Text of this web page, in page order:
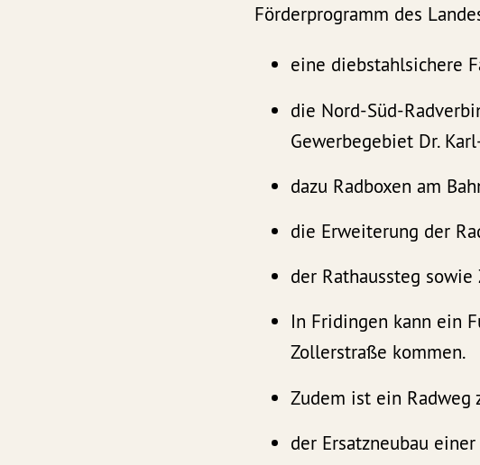
Förderprogramm des
eine diebstahlsichere
die Nord-Süd-
Gewerbegebiet Dr.
dazu Radboxen am
die Erweiterung der
der Rathaussteg
In Fridingen kann ein
Zollerstraße kommen.
Zudem ist ein Radweg
der Ersatzneubau